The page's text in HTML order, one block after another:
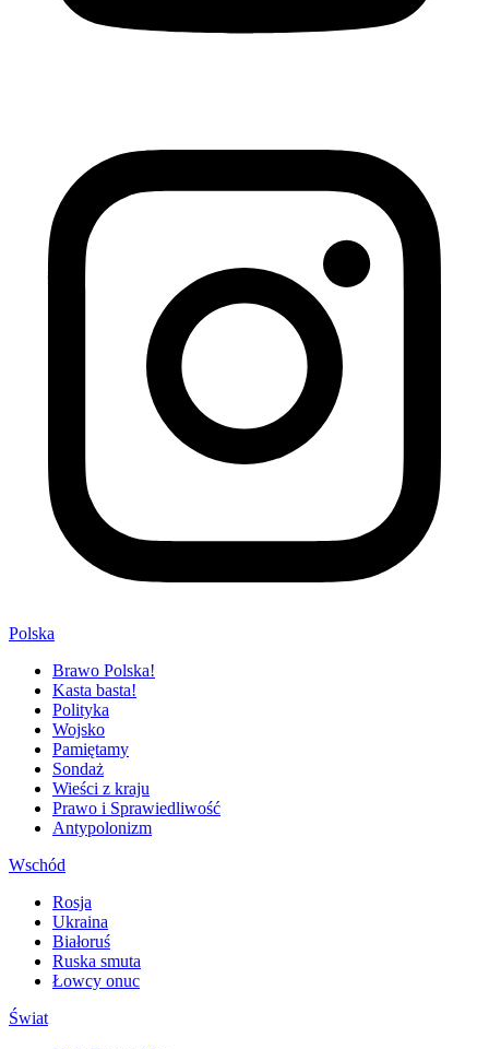
Polska
Brawo Polska!
Kasta basta!
Polityka
Wojsko
Pamiętamy
Sondaż
Wieści z kraju
Prawo i Sprawiedliwość
Antypolonizm
Wschód
Rosja
Ukraina
Białoruś
Ruska smuta
Łowcy onuc
Świat